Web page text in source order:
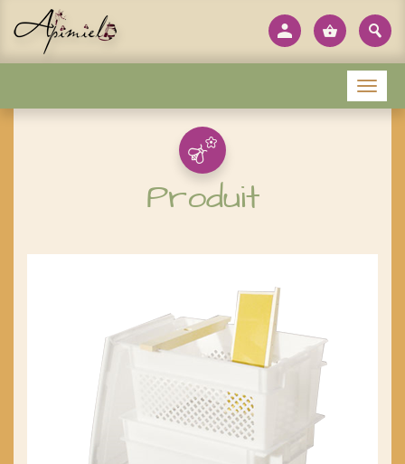
Produit
Menu
Panneau de gestion des cookies